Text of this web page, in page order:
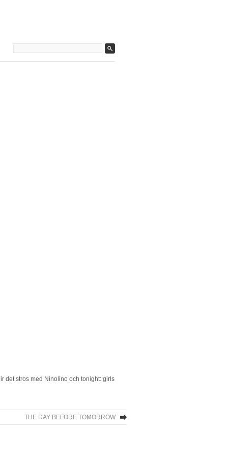
det stros med Ninolino och tonight: girls
THE DAY BEFORE TOMORROW